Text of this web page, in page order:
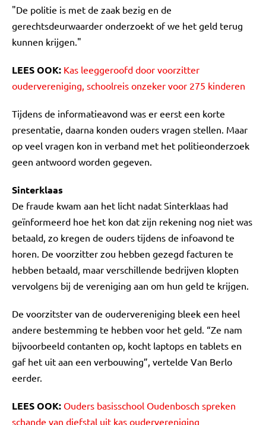
"De politie is met de zaak bezig en de
gerechtsdeurwaarder onderzoekt of we het geld terug
kunnen krijgen."
LEES OOK: Kas leeggeroofd door voorzitter
oudervereniging, schoolreis onzeker voor 275 kinderen
Tijdens de informatieavond was er eerst een korte
presentatie, daarna konden ouders vragen stellen. Maar
op veel vragen kon in verband met het politieonderzoek
geen antwoord worden gegeven.
Sinterklaas
De fraude kwam aan het licht nadat Sinterklaas had
geïnformeerd hoe het kon dat zijn rekening nog niet was
betaald, zo kregen de ouders tijdens de infoavond te
horen. De voorzitter zou hebben gezegd facturen te
hebben betaald, maar verschillende bedrijven klopten
vervolgens bij de vereniging aan om hun geld te krijgen.
De voorzitster van de oudervereniging bleek een heel
andere bestemming te hebben voor het geld. “Ze nam
bijvoorbeeld contanten op, kocht laptops en tablets en
gaf het uit aan een verbouwing”, vertelde Van Berlo
eerder.
LEES OOK: Ouders basisschool Oudenbosch spreken
schande van diefstal uit kas oudervereniging